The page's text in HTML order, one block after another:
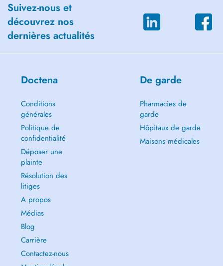
Suivez-nous et
découvrez nos
dernières actualités
Doctena
Conditions
générales
Politique de
confidentialité
Déposer une
plainte
Résolution des
litiges
A propos
Médias
Blog
Carrière
Contactez-nous
De garde
Pharmacies de
garde
Hôpitaux de garde
Maisons médicales